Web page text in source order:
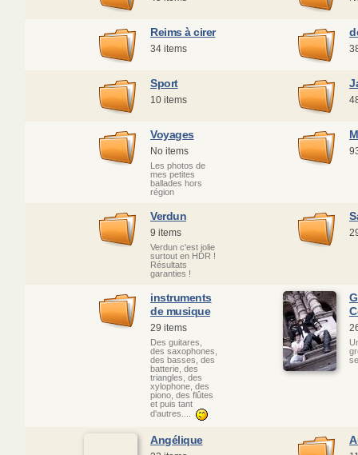
Reims à cirer
34 items
Sport
10 items
Voyages
No items
Les photos de
mes petites
ballades hors
région
Verdun
9 items
Verdun c'est jolie
surtout en HDR !
Résultats
garanties !
instruments
de musique
29 items
Des guitares,
des saxophones,
des basses, des
batterie, des
triangles, des
xylophone, des
piono, des flûtes
et puis tant
d'autres....
Angélique